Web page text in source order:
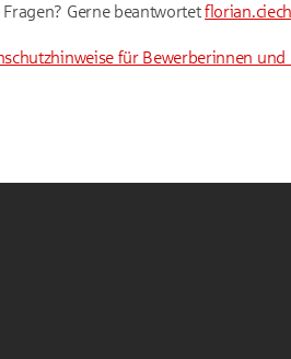
Fragen? Gerne beantwortet
für Bewerberinnen und
Instagram